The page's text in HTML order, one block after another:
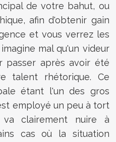
de votre bahut, ou
afin d'obtenir gain
et vous verrez les
mal qu'un videur
passer après avoir été
talent rhétorique. Ce
étant l'un des gros
employé un peu à tort
clairement nuire à
cas où la situation